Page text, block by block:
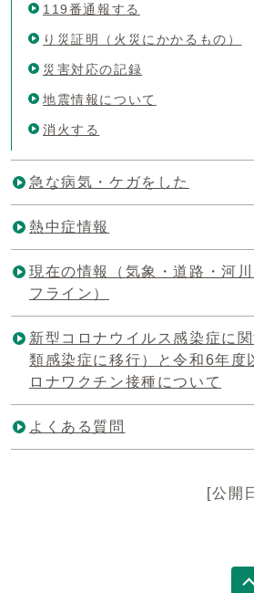
119番通報する
り災証明（火災にかかるもの）
災害対応の記録
地震情報について
消火する
急な病気・ケガをした
熱中症情報
現在の情報（気象・道路・河
フライン）
新型コロナウイルス感染症に
類感染症に移行）と令和6年度
ロナワクチン接種について
よくある質問
[公開